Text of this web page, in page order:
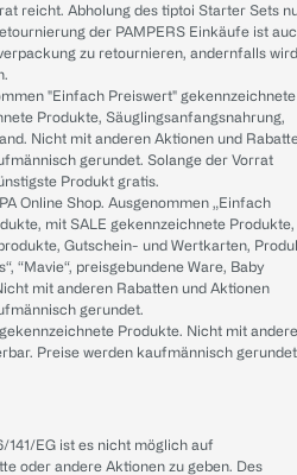
reicht. Abholung des tiptoi Starter Sets
der PAMPERS Einkäufe ist
zu retournieren, andernfalls wird
"Einfach Preiswert" gekennzeichnete
Produkte, Säuglingsanfangsnahrung,
Nicht mit anderen Aktionen und
gerundet. Solange der Vorrat
Produkt gratis.
Online Shop. Ausgenommen „Einfach
mit SALE gekennzeichnete Produkte,
Gutschein- und Wertkarten,
“Mavie“, preisgebundene Ware, Baby
mit anderen Rabatten und Aktionen
gerundet.
Produkte. Nicht mit
Preise werden kaufmännisch
EG ist es nicht möglich auf
oder andere Aktionen zu geben. Des